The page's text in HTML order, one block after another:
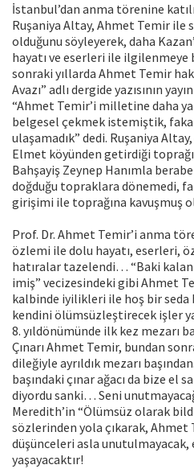
İstanbul’dan anma törenine
Ruşaniya Altay, Ahmet Temir ile
olduğunu söyleyerek, daha
hayatı ve eserleri ile ilgilenmeye
sonraki yıllarda Ahmet Temir
Avazı” adlı dergide yazısının
“Ahmet Temir’i milletine daha
belgesel çekmek istemiştik, fakat
ulaşamadık” dedi. Ruşaniya
Elmet köyünden getirdiği toprağı
Bahşayiş Zeynep Hanımla
doğduğu topraklara dönemedi,
girişimi ile toprağına kavuşmuş
Prof. Dr. Ahmet Temir’i anma
özlemi ile dolu hayatı, eserleri,
hatıralar tazelendi… “Baki kalan
imiş” vecizesindeki gibi Ahmet
kalbinde iyilikleri ile hoş bir seda
kendini ölümsüzleştirecek işler
8. yıldönümünde ilk kez mezarı
Çınarı Ahmet Temir, bundan
dileğiyle ayrıldık mezarı
başındaki çınar ağacı da bize el
diyordu sanki… Seni
Meredith’in “Ölümsüz olarak
sözlerinden yola çıkarak, Ahmet
düşünceleri asla
yaşayacaktır!